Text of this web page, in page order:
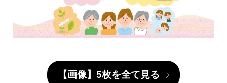
【画像】5枚を全て見る